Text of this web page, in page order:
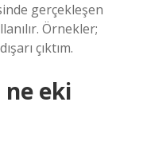
gerçekleşen
Örnekler;
çıktım.
ne eki